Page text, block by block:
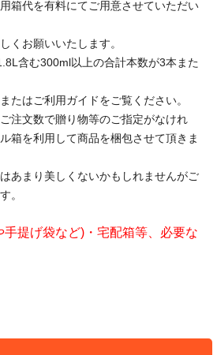
箱代を有料にてご用意させていただい
くお願いいたします。
含む300ml以上の合計本数が3本また
たはご利用ガイドをご覧ください。
注文数で贈り物等のご指定がなけれ
箱を利用して商品を梱包させて頂きま
あまり美しくないかもしれませんがご
。
提げ袋など)・宅配箱等、必要な